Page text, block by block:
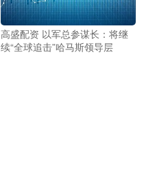
高盛配资 以军总参谋长：将继
续“全球追击”哈马斯领导层